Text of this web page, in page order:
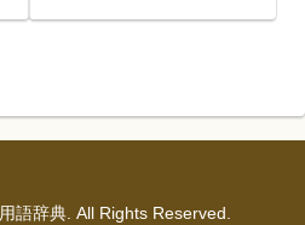
語辞典. All Rights Reserved.